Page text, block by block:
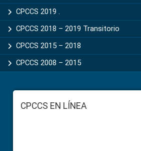
CPCCS 2019 .
CPCCS 2018 – 2019 Transitorio
CPCCS 2015 – 2018
CPCCS 2008 – 2015
FooterCPCCS EN LÍNEA